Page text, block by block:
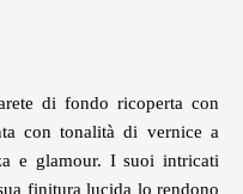
di fondo ricoperta con
con tonalità di vernice a
e glamour. I suoi intricati
finitura lucida lo rendono